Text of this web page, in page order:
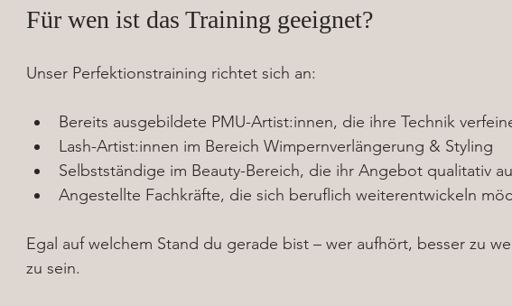
Für wen ist das Training geeignet?
Unser Perfektionstraining richtet sich an:
Bereits ausgebildete PMU-Artist:innen, die ihre Technik
Lash-Artist:innen im Bereich Wimpernverlängerung & Styling
Selbstständige im Beauty-Bereich, die ihr Angebot qualitativ
Angestellte Fachkräfte, die sich beruflich weiterentwickeln
Egal auf welchem Stand du gerade bist – wer aufhört, besser zu
zu sein.